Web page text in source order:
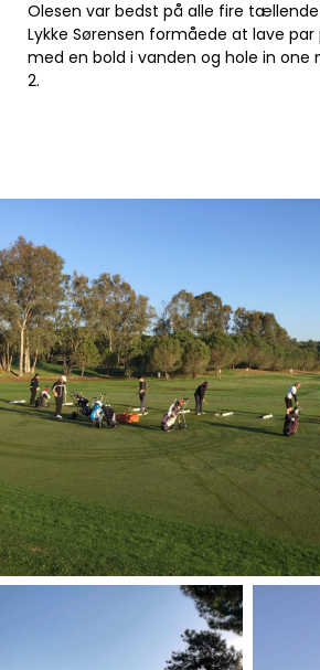
Olesen var bedst på alle fire tællende
Lykke Sørensen formåede at lave
med en bold i vanden og hole in
2.